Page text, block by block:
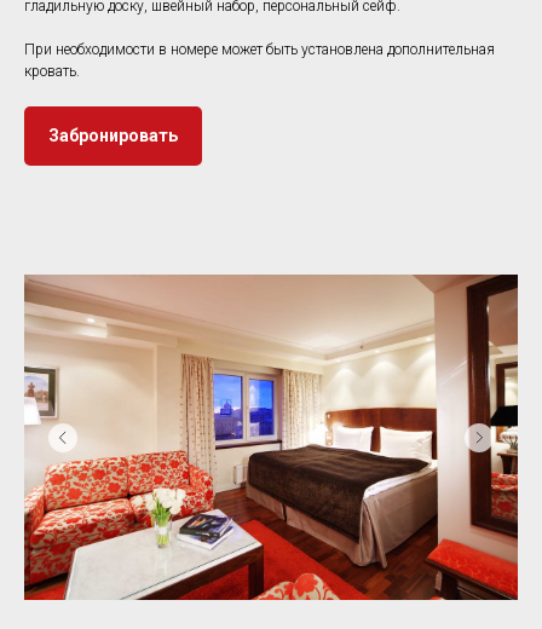
гладильную доску, швейный набор, персональный сейф.
При необходимости в номере может быть установлена дополнительная
кровать.
Забронировать